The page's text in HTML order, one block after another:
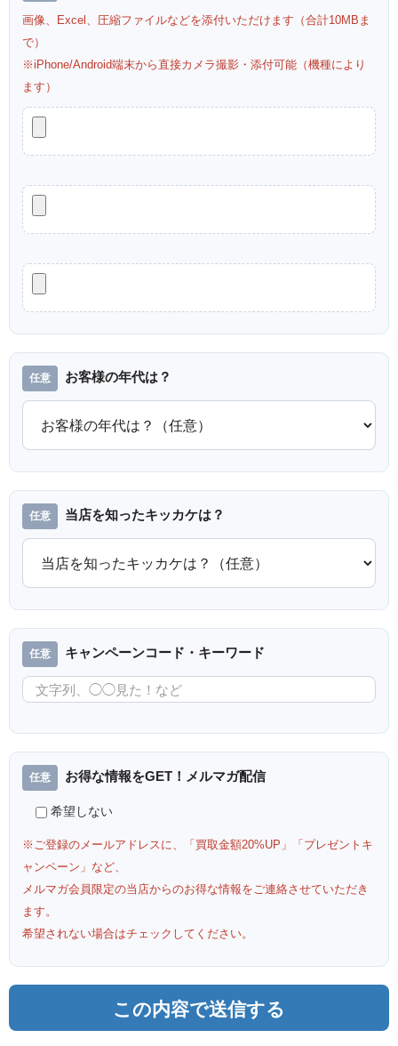
画像、Excel、圧縮ファイルなどを添付いただけます（合計10MBま
で）
※iPhone/Android端末から直接カメラ撮影・添付可能（機種により
ます）
お客様の年代は？
当店を知ったキッカケは？
キャンペーンコード・キーワード
お得な情報をGET！メルマガ配信
希望しない
※ご登録のメールアドレスに、「買取金額20%UP」「プレゼントキ
ャンペーン」など、
メルマガ会員限定の当店からのお得な情報をご連絡させていただき
ます。
希望されない場合はチェックしてください。